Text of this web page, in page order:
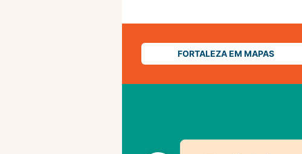
FORTALEZA EM MAPAS